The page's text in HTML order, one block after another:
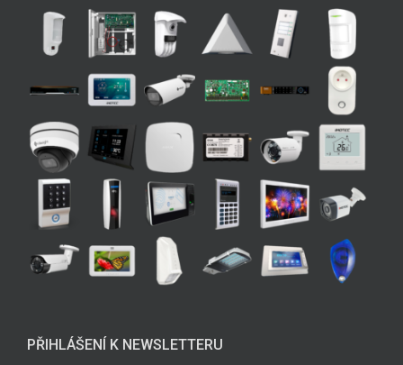
PŘIHLÁŠENÍ K NEWSLETTERU